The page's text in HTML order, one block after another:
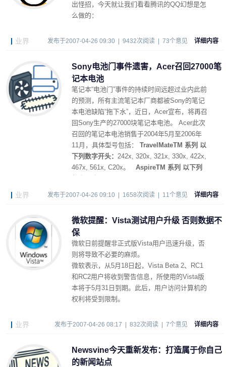
出怪招，今天就让我们看看腾讯的QQ幻想是怎
么做的：
业界 发布于2007-04-26 09:30 | 9432次阅读 | 73个意见 详细内容
Sony电池门事件遗害，Acer召回27000笔
记本电池
笔记本“电池门”事件的持续时间远超过业内此前
的预测，所有主流笔记本厂商都被Sony的笔记
本电池缺陷“拖下水”，近日，Acer宣布，将再召
回Sony生产的27000块笔记本电池。 Acer此次
召回的笔记本电池销售于2004年5月至2006年
11月，具体型号包括： TravelMateTM 系列 以
下列数字开头： 242x, 320x, 321x, 330x, 422x,
467x, 561x, C20x。 AspireTM 系列 以下列
业界 发布于2007-04-26 09:10 | 1658次阅读 | 11个意见 详细内容
微软提醒：Vista测试用户升级 否则数据不
保
微软日前提醒非正式版Vista用户迅速升级，否
则将导致不必要的麻烦。
微软表示，从5月18日起，Vista Beta 2、RC1
和RC2用户将收到警告信息，所使用的Vista版
本将于5月31日到期。此后，用户访问计算机的
权利将受到限制。
业界 发布于2007-04-26 08:17 | 832次阅读 | 7个意见 详细内容
Newsvine今天重新发布：打造属于你自己
的新闻站点